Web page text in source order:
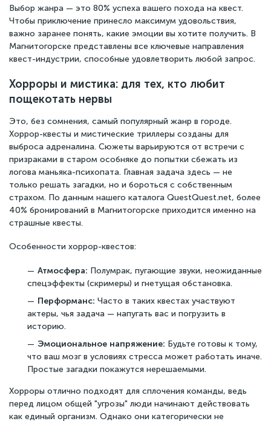
Выбор жанра — это 80% успеха вашего похода на квест.
Чтобы приключение принесло максимум удовольствия,
важно заранее понять, какие эмоции вы хотите получить. В
Магнитогорске представлены все ключевые направления
квест-индустрии, способные удовлетворить любой запрос.
Хорроры и мистика: для тех, кто любит
пощекотать нервы
Это, без сомнения, самый популярный жанр в городе.
Хоррор-квесты и мистические триллеры созданы для
выброса адреналина. Сюжеты варьируются от встречи с
призраками в старом особняке до попытки сбежать из
логова маньяка-психопата. Главная задача здесь — не
только решать загадки, но и бороться с собственным
страхом. По данным нашего каталога QuestQuest.net, более
40% бронирований в Магнитогорске приходится именно на
страшные квесты.
Особенности хоррор-квестов:
Атмосфера: Полумрак, пугающие звуки, неожиданные
спецэффекты (скримеры) и гнетущая обстановка.
Перформанс: Часто в таких квестах участвуют
актеры, чья задача — напугать вас и погрузить в
историю.
Эмоциональное напряжение: Будьте готовы к тому,
что ваш мозг в условиях стресса может работать иначе.
Простые загадки покажутся нерешаемыми.
Хорроры отлично подходят для сплочения команды, ведь
перед лицом общей "угрозы" люди начинают действовать
как единый организм. Однако они категорически не